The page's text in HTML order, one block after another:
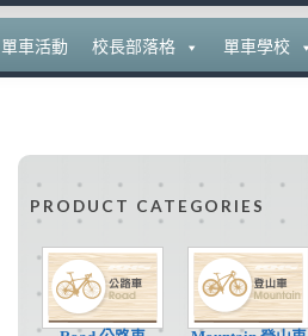
單車活動 校長部落格 單車學校
PRODUCT CATEGORIES